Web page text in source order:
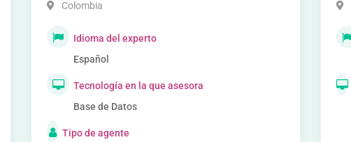
Colombia
Idioma del experto
Español
Tecnología en la que asesora
Base de Datos
Tipo de agente